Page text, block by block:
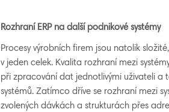
Rozhraní ERP na další podnikové systémy
Procesy výrobních firem jsou natolik
v jeden celek. Kvalita rozhraní mezi
při zpracování dat jednotlivými uživateli a
systémů. Zatímco dříve se rozhraní mezi
zvolených dávkách a strukturách přes